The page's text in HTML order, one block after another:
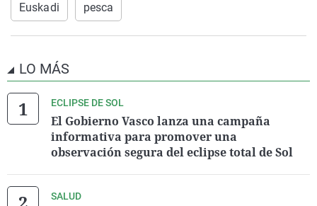
Euskadi pesca
LO MÁS
ECLIPSE DE SOL
El Gobierno Vasco lanza una campaña
informativa para promover una
observación segura del eclipse total de Sol
SALUD